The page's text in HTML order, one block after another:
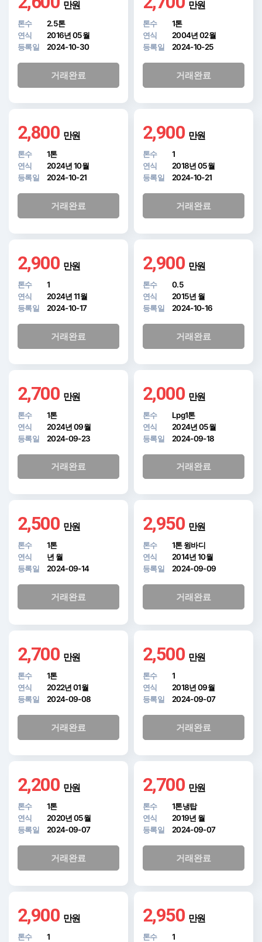
만원
톤수
2.5톤
연식
2016년 05월
등록일
2024-10-30
거래완료
만원
톤수
1톤
연식
2004년 02월
등록일
2024-10-25
거래완료
2,800 만원
톤수
1톤
연식
2024년 10월
등록일
2024-10-21
거래완료
2,900 만원
톤수
1
연식
2018년 05월
등록일
2024-10-21
거래완료
2,900 만원
톤수
1
연식
2024년 11월
등록일
2024-10-17
거래완료
2,900 만원
톤수
0.5
연식
2015년 월
등록일
2024-10-16
거래완료
2,700 만원
톤수
1톤
연식
2024년 09월
등록일
2024-09-23
거래완료
2,000 만원
톤수
Lpg1톤
연식
2024년 05월
등록일
2024-09-18
거래완료
2,500 만원
톤수
1톤
연식
년 월
등록일
2024-09-14
거래완료
2,950 만원
톤수
1톤 윙바디
연식
2014년 10월
등록일
2024-09-09
거래완료
2,700 만원
톤수
1톤
연식
2022년 01월
등록일
2024-09-08
거래완료
2,500 만원
톤수
1
연식
2018년 09월
등록일
2024-09-07
거래완료
2,200 만원
톤수
1톤
연식
2020년 05월
등록일
2024-09-07
거래완료
2,700 만원
톤수
1톤냉탑
연식
2019년 월
등록일
2024-09-07
거래완료
2,900 만원
톤수
1
2,950 만원
톤수
1